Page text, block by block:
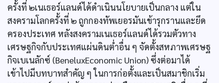
ครั้งที่ ๒เนเธอร์แลนด์ได้ดำเนินนโยบายเป็นกลาง แต่ใน
สงครามโลกครั้งที่ ๒ ถูกกองทัพเยอรมันเข้ารุกรานและยึด
ครองประเทศ หลังสงครามเนเธอร์แลนด์ได้รวมตัวทาง
เศรษฐกิจกับประเทศแผ่นดินต่ำอื่น ๆ จัดตั้งสหภาพเศรษฐ
กิจเบเนลักซ์ (BeneluxEconomic Union) ซึ่งต่อมาได้
เข้าไปมีบทบาทสำคัญ ๆ ในการก่อตั้งและเป็นสมาชิกเริ่ม